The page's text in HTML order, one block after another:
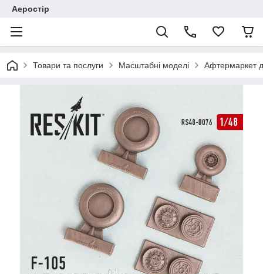
Аеростір
Товари та послуги Масштабні моделі Афтермаркет